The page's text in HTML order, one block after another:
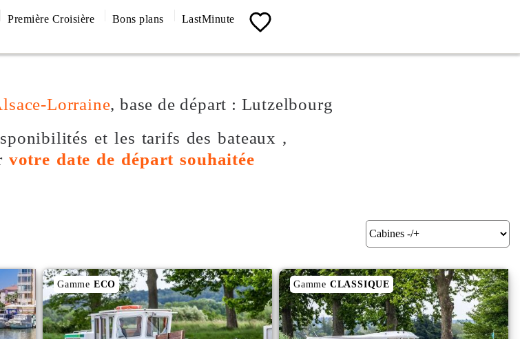
04 67 13 19 62
Première Croisière Bons plans LastMinute
Lorraine, base de départ : Lutzelbourg
et les tarifs des bateaux ,
votre date de départ souhaitée
Gamme ECO Gamme CLASSIQUE